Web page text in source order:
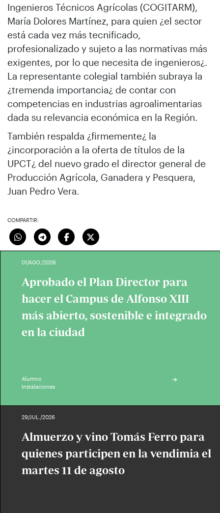
Ingenieros Técnicos Agrícolas (COGITARM),
María Dolores Martínez, para quien ¿el sector
está cada vez más tecnificado,
profesionalizado y sujeto a las normativas más
exigentes, por lo que necesita de ingenieros¿.
La representante colegial también subraya la
¿tremenda importancia¿ de contar con
competencias en industrias agroalimentarias
dada su relevancia económica en la Región.
También respalda ¿firmemente¿ la
¿incorporación a la oferta de títulos de la
UPCT¿ del nuevo grado el director general de
Producción Agrícola, Ganadera y Pesquera,
Juan Pedro Vera.
COMPARTIR:
01/AGO./2026
Aprobado el Plan Director para
hacer el Campus de Alfonso XIII
más abierto, sostenible e integrado
en la ciudad
Alumno
Instalaciones
29/JUL./2026
Almuerzo y vino Tomás Ferro para
quienes participen en la vendimia el
martes 11 de agosto